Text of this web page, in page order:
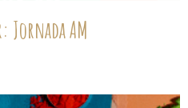
Jornada AM